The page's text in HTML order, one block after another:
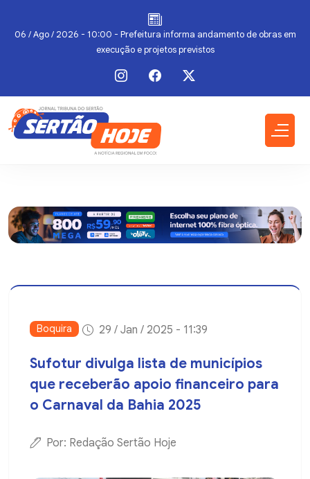
06 / Ago / 2026 - 10:00 - Prefeitura informa andamento de obras em
execução e projetos previstos
Boquira 29 / Jan / 2025 - 11:39
Sufotur divulga lista de municípios
que receberão apoio financeiro para
o Carnaval da Bahia 2025
Por: Redação Sertão Hoje